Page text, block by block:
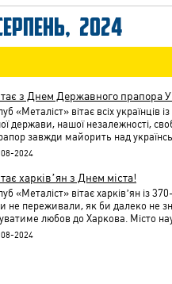
2024
з Днем Державного прапора
«Металіст» вітає всіх
держави, нашої незалежності,
завжди майорить над
2024
харківʼян з Днем міста!
«Металіст» вітає харківʼян із
не переживали, як би далеко не
любов до Харкова. Місто
2024